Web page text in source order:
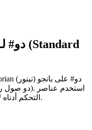
التحكم أدناه لاستكشاف سلالم وأوتار ودوزنات أخرى.